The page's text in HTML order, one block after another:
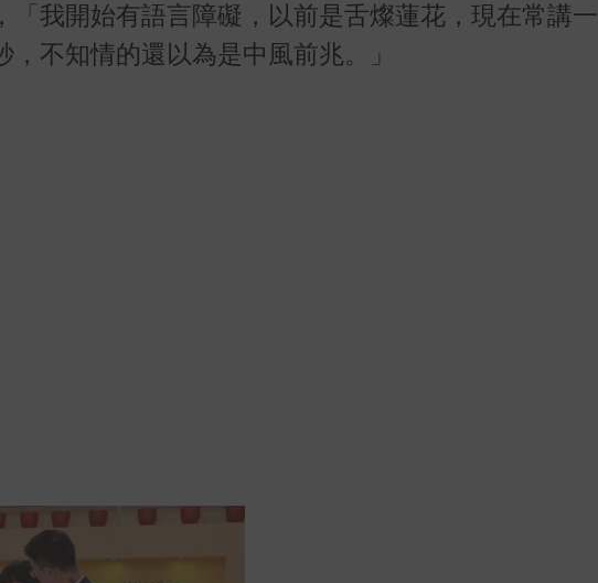
我開始有語言障礙，以前是舌燦蓮花，現在常講一
不知情的還以為是中風前兆。」